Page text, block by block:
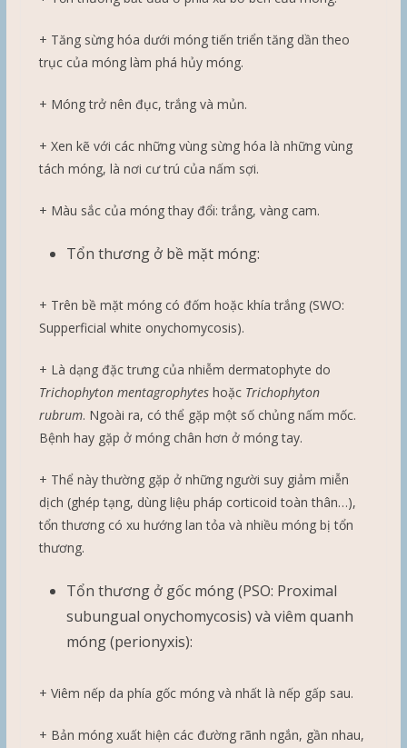
+ Tăng sừng hóa dưới móng tiến triển tăng dần theo
trục của móng làm phá hủy móng.
+ Móng trở nên đục, trắng và mủn.
+ Xen kẽ với các những vùng sừng hóa là những vùng
tách móng, là nơi cư trú của nấm sợi.
+ Màu sắc của móng thay đổi: trắng, vàng cam.
Tổn thương ở bề mặt móng:
+ Trên bề mặt móng có đốm hoặc khía trắng (SWO:
Supperficial white onychomycosis).
+ Là dạng đặc trưng của nhiễm dermatophyte do
Trichophyton mentagrophytes hoặc Trichophyton
rubrum. Ngoài ra, có thể gặp một số chủng nấm mốc.
Bệnh hay gặp ở móng chân hơn ở móng tay.
+ Thể này thường gặp ở những người suy giảm miễn
dịch (ghép tạng, dùng liệu pháp corticoid toàn thân…),
tổn thương có xu hướng lan tỏa và nhiều móng bị tổn
thương.
Tổn thương ở gốc móng (PSO: Proximal
subungual onychomycosis) và viêm quanh
móng (perionyxis):
+ Viêm nếp da phía gốc móng và nhất là nếp gấp sau.
+ Bản móng xuất hiện các đường rãnh ngắn, gần nhau,